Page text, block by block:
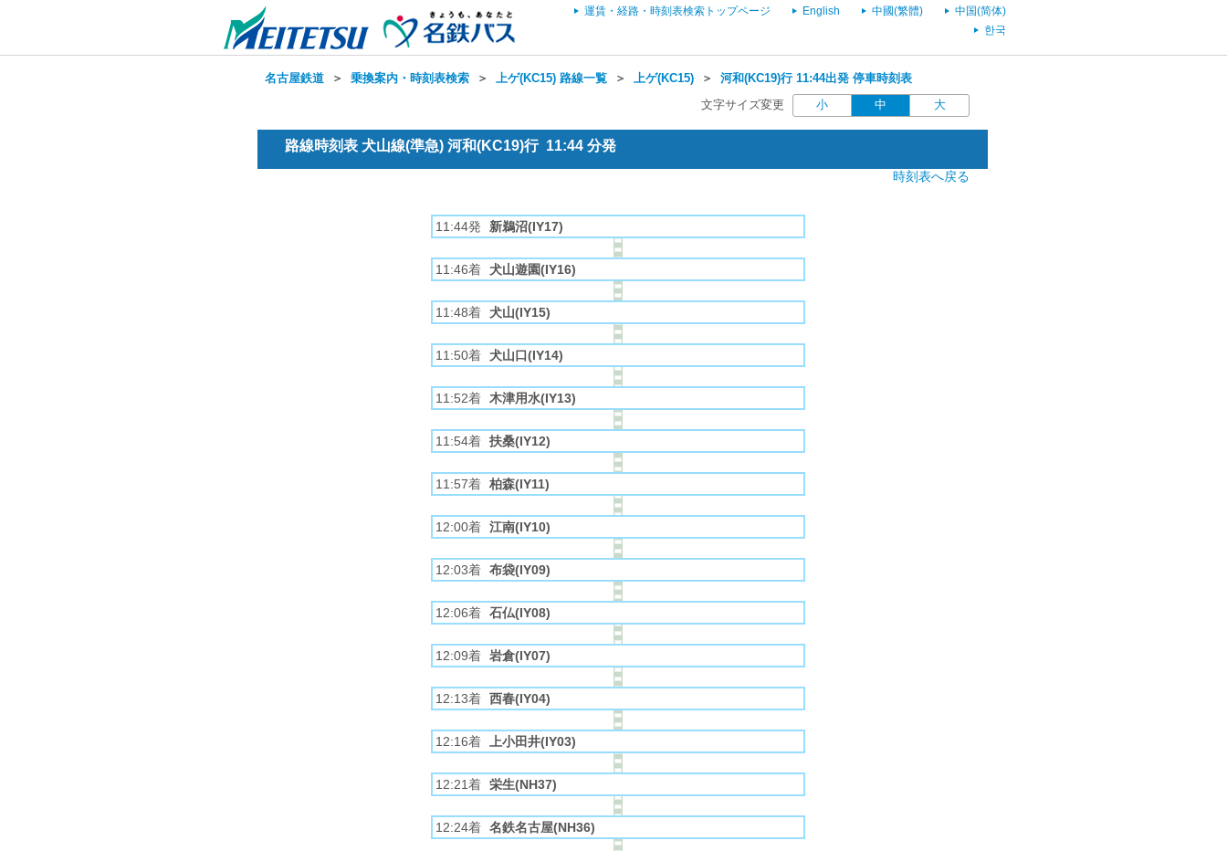
運賃・経路・時刻表検索トップページ English 中國(繁體)
中国(简体)
한국
名古屋鉄道 ＞ 乗換案内・時刻表検索 ＞ 上ゲ(KC15) 路線一覧 ＞ 上ゲ(KC15) ＞ 河和(KC19)行 11:44出発 停車時刻表
文字サイズ変更 小 中 大
路線時刻表 犬山線(準急) 河和(KC19)行 11:44 分発
時刻表へ戻る
11:44発 新鵜沼(IY17)
11:46着 犬山遊園(IY16)
11:48着 犬山(IY15)
11:50着 犬山口(IY14)
11:52着 木津用水(IY13)
11:54着 扶桑(IY12)
11:57着 柏森(IY11)
12:00着 江南(IY10)
12:03着 布袋(IY09)
12:06着 石仏(IY08)
12:09着 岩倉(IY07)
12:13着 西春(IY04)
12:16着 上小田井(IY03)
12:21着 栄生(NH37)
12:24着 名鉄名古屋(NH36)